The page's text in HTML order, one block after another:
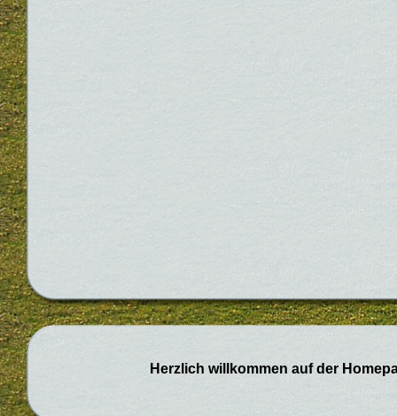
Herzlich willkommen auf der